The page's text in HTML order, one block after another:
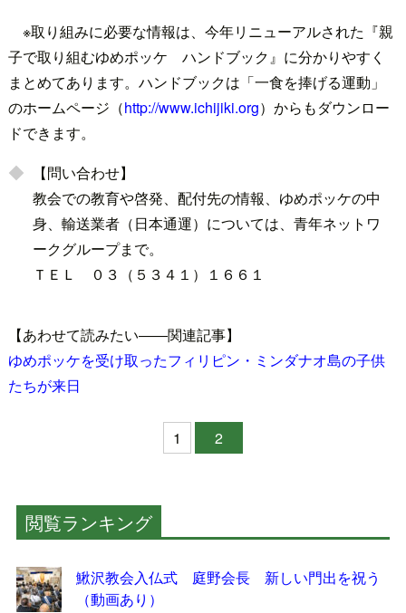
※取り組みに必要な情報は、今年リニューアルされた『親
子で取り組むゆめポッケ ハンドブック』に分かりやすく
まとめてあります。ハンドブックは「一食を捧げる運動」
のホームページ（http://www.ichijiki.org）からもダウンロー
ドできます。
【問い合わせ】
教会での教育や啓発、配付先の情報、ゆめポッケの中
身、輸送業者（日本通運）については、青年ネットワ
ークグループまで。
ＴＥＬ ０３（５３４１）１６６１
【あわせて読みたい――関連記事】
ゆめポッケを受け取ったフィリピン・ミンダナオ島の子供
たちが来日
1 2
閲覧ランキング
鰍沢教会入仏式 庭野会長 新しい門出を祝う
（動画あり）